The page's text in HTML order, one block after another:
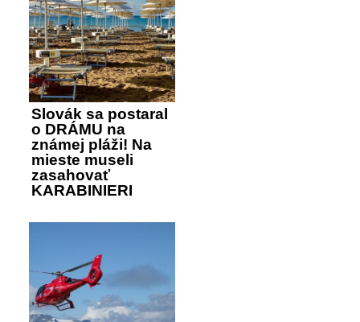
Slovák sa postaral
o DRÁMU na
známej pláži! Na
mieste museli
zasahovať
KARABINIERI